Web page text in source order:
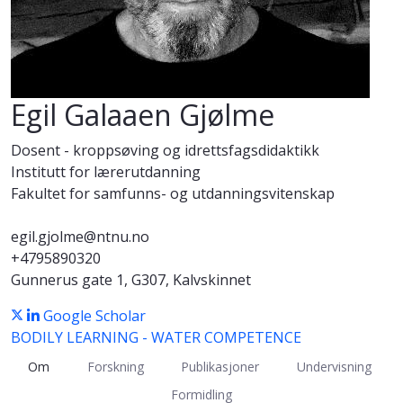
Egil Galaaen Gjølme
Dosent - kroppsøving og idrettsfagsdidaktikk
Institutt for lærerutdanning
Fakultet for samfunns- og utdanningsvitenskap
egil.gjolme@ntnu.no
+4795890320
Gunnerus gate 1, G307, Kalvskinnet
Google Scholar
BODILY LEARNING - WATER COMPETENCE
Om Forskning Publikasjoner
Undervisning
Formidling